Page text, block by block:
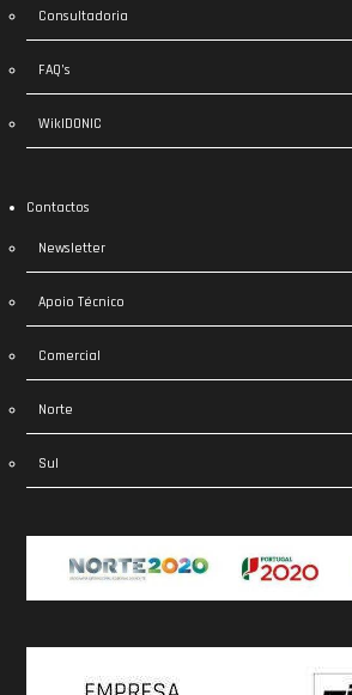
Consultadoria
FAQ’s
WikIDONIC
Contactos
Newsletter
Apoio Técnico
Comercial
Norte
Sul